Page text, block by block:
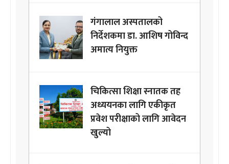
गंगालाल अस्पतालको
निर्देशकमा डा. आशिष गोविन्द
अमात्य नियुक्त
चिकित्सा शिक्षा स्नातक तह
अध्ययनका लागि एकीकृत
प्रवेश परीक्षाको लागि आवेदन
खुल्यो